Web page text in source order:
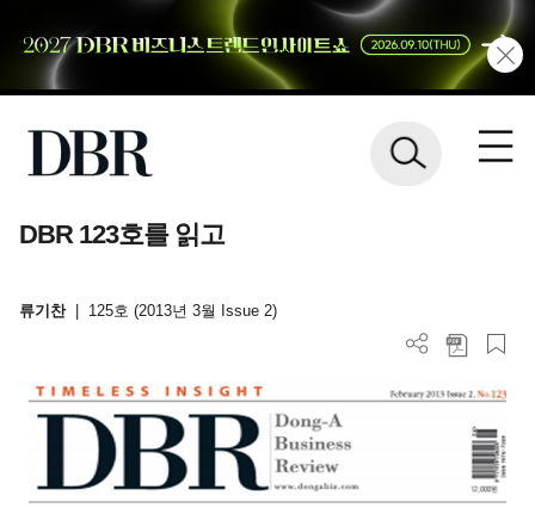
DBR 123호를 읽고
류기찬 125호 (2013년 3월 Issue 2)